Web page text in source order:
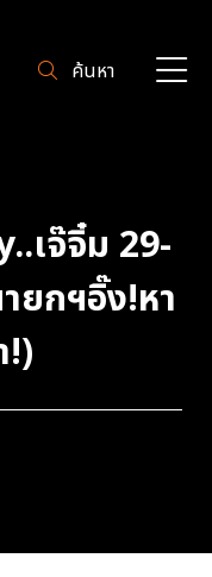
ค้นหา
เจ๊จิ๋ม 29-
ยกฯอิ๊ง!หา